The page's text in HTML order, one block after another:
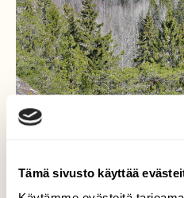
Tämä sivusto käyttää